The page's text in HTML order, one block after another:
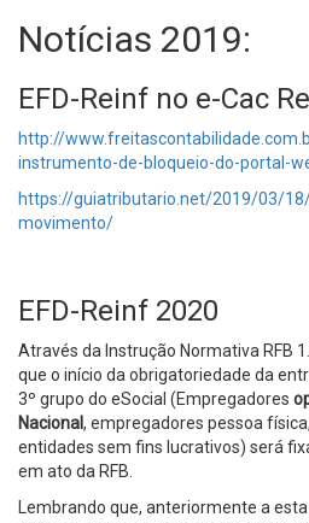
Notícias 2019:
EFD-Reinf no e-Cac
http://
instrumento-de-bloqueio-do-portal-
https://guiatributario.net/2019/03/
movimento/
EFD-Reinf 2020
Através da Instrução Normativa RFB
que o início da obrigatoriedade da
3º grupo do eSocial (Empregadores
Nacional, empregadores pessoa
entidades sem fins lucrativos) será
em ato da RFB.
Lembrando que, anteriormente a